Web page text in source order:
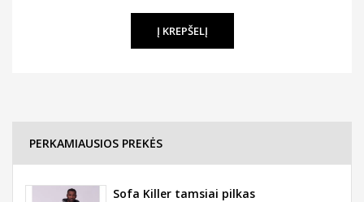
PERKAMIAUSIOS PREKĖS
Sofa Killer tamsiai pilkas